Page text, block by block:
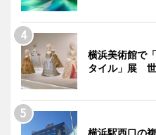
横浜美術館で
タイル」展
横浜駅西口の